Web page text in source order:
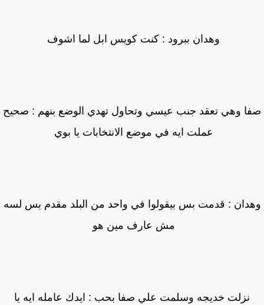
وهدان ببرود : كنت كويس ابل لما اشوف
وهي تعقد جنب عيسي وتحاول تهدي الوضع بنهم : صحيح
عملت ايه في موضع الانتخابات يا بوي
: قدمت بس بيقولوا في واحد من البلد مقدم بس لسه
مش عارف مين هو
نزلت خديجه وسلمت علي صفا بحب : ايدك عامله ايه يا